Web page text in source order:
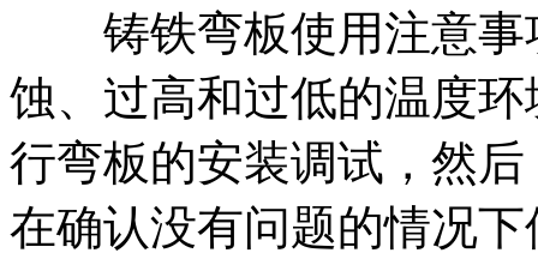
铸铁弯板使用注意事
蚀、过高和过低的温度
行弯板的安装调试，然
在确认没有问题的情况